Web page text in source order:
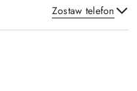
Zostaw telefon